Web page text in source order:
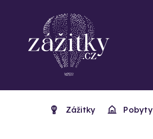
Zážitky Pobyty